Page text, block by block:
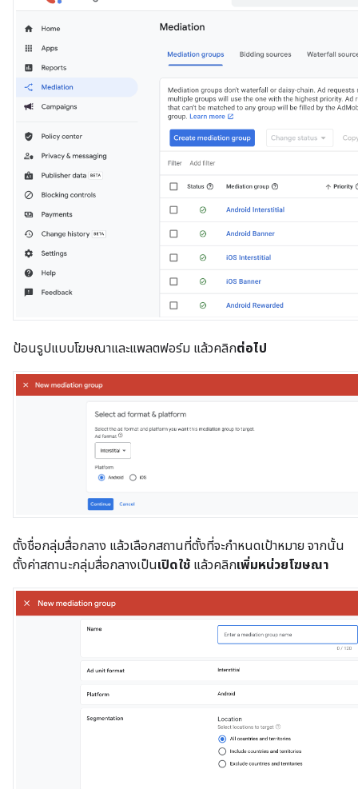
ป้อนรูปแบบโฆษณาและแพลตฟอร์ม แล้วคลิกต่อไป
ตั้งชื่อกลุ่มสื่อกลาง แล้วเลือกสถานที่ตั้งที่จะกำหนดเป้าหมาย จากนั้น
ตั้งค่าสถานะกลุ่มสื่อกลางเป็นเปิดใช้ แล้วคลิกเพิ่มหน่วยโฆษณา